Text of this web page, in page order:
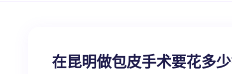
在昆明做包皮手术要花多